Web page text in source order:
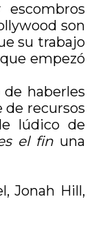
son
su trabajo
empezó
haberles
de recursos
lúdico de
el finuna
Jonah Hill,